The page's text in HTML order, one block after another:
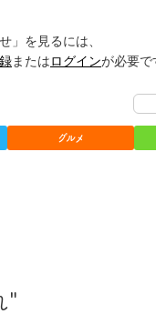
」を見るには、
またはログインが必要
グルメ
"